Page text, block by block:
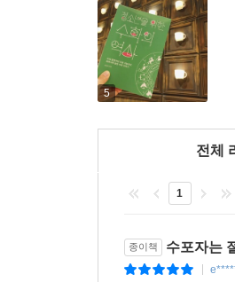
생존을 위한 수단이
중세까지는 창, 칼, 활
대포는 삼각비와 이
기술이 비약적으로 발
세계사에 숨어 있는
암호의 역사를 알아볼
비밀번호
사전에 약속된 사람
분야에서 암호가 많
5
전체
1
종이책 수포자는